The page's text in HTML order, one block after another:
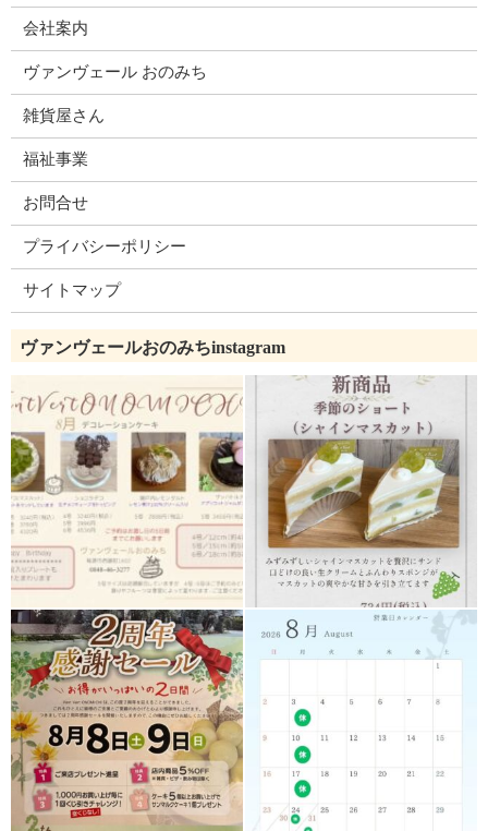
会社案内
ヴァンヴェール おのみち
雑貨屋さん
福祉事業
お問合せ
プライバシーポリシー
サイトマップ